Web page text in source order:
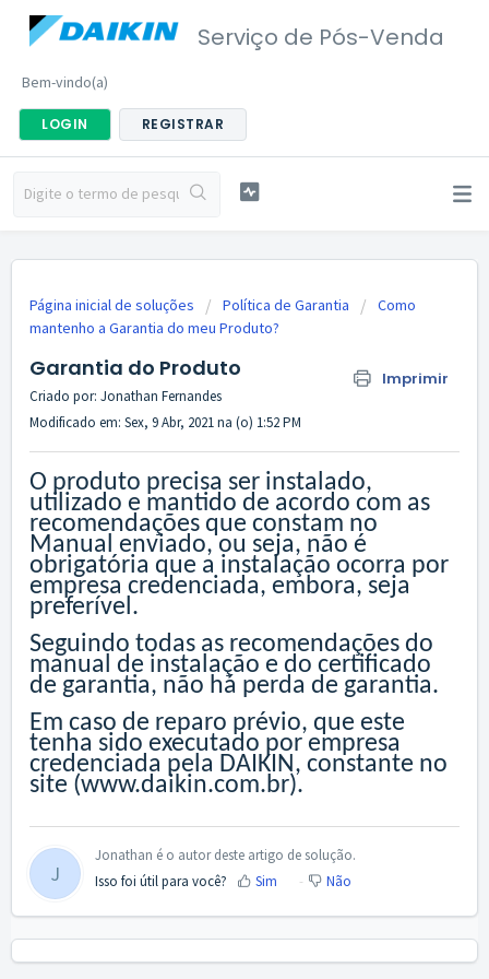
Serviço de Pós-Venda
Bem-vindo(a)
LOGIN REGISTRAR
Página inicial de soluções Política de Garantia
Como
mantenho a Garantia do meu Produto?
Garantia do Produto Imprimir
Criado por: Jonathan Fernandes
Modificado em: Sex, 9 Abr, 2021 na (o) 1:52 PM
O produto precisa ser instalado,
utilizado e mantido de acordo com as
recomendações que constam no
Manual enviado, ou seja, não é
obrigatória que a instalação ocorra por
empresa credenciada, embora, seja
preferível.
Seguindo todas as recomendações do
manual de instalação e do certificado
de garantia, não há perda de garantia.
Em caso de reparo prévio, que este
tenha sido executado por empresa
credenciada pela DAIKIN, constante no
site (www.daikin.com.br).
J
Jonathan é o autor deste artigo de solução.
Isso foi útil para você?
Sim Não